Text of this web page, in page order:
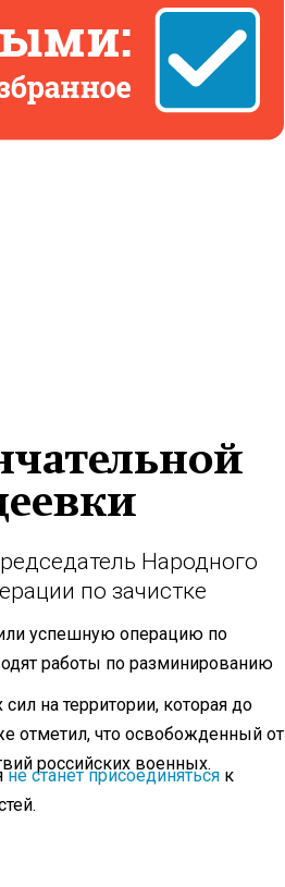
Народного
по зачистке
успешную операцию по
работы по разминированию
на территории, которая до
отметил, что освобожденный от
российских военных.
не станет присоединяться к